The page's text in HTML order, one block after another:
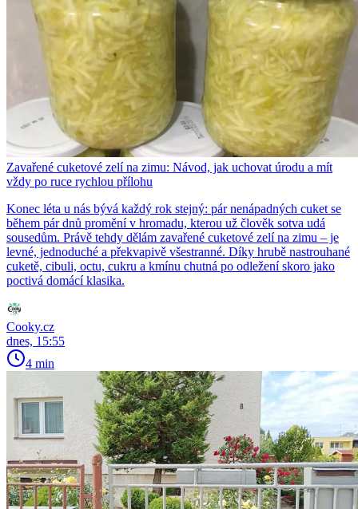
Zavařené cuketové zelí na zimu: Návod, jak uchovat úrodu a mít
vždy po ruce rychlou přílohu
Konec léta u nás bývá každý rok stejný: pár nenápadných cuket se
během pár dnů promění v hromadu, kterou už člověk sotva udá
sousedům. Právě tehdy dělám zavařené cuketové zelí na zimu – je
levné, jednoduché a překvapivě všestranné. Díky hrubě nastrouhané
cuketě, cibuli, octu, cukru a kmínu chutná po odležení skoro jako
poctivá domácí klasika.
Cooky.cz
dnes, 15:55
4 min